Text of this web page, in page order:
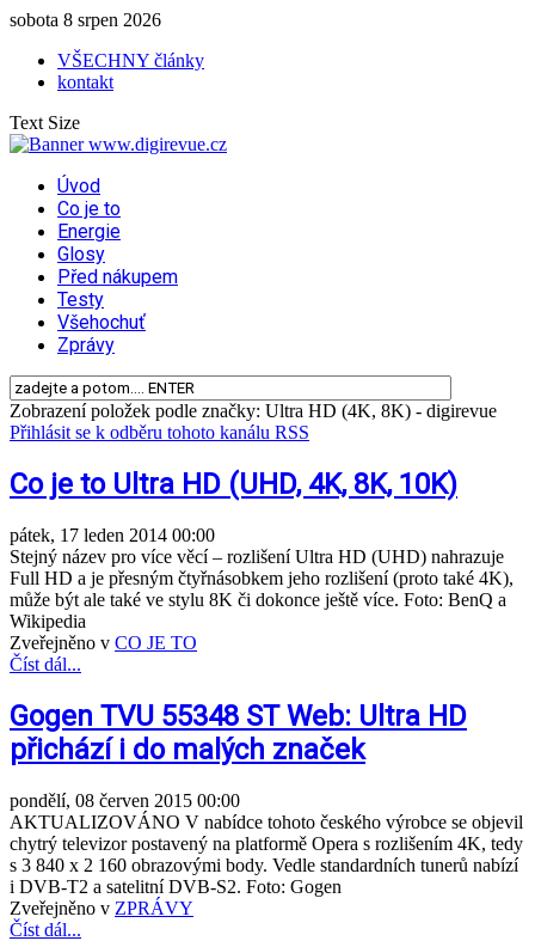
sobota 8 srpen 2026
VŠECHNY články
kontakt
Text Size
Úvod
Co je to
Energie
Glosy
Před nákupem
Testy
Všehochuť
Zprávy
Zobrazení položek podle značky: Ultra HD (4K, 8K) - digirevue
Přihlásit se k odběru tohoto kanálu RSS
Co je to Ultra HD (UHD, 4K, 8K, 10K)
pátek, 17 leden 2014 00:00
Stejný název pro více věcí – rozlišení Ultra HD (UHD) nahrazuje
Full HD a je přesným čtyřnásobkem jeho rozlišení (proto také 4K),
může být ale také ve stylu 8K či dokonce ještě více. Foto: BenQ a
Wikipedia
Zveřejněno v CO JE TO
Číst dál...
Gogen TVU 55348 ST Web: Ultra HD
přichází i do malých značek
pondělí, 08 červen 2015 00:00
AKTUALIZOVÁNO V nabídce tohoto českého výrobce se objevil
chytrý televizor postavený na platformě Opera s rozlišením 4K, tedy
s 3 840 x 2 160 obrazovými body. Vedle standardních tunerů nabízí
i DVB-T2 a satelitní DVB-S2. Foto: Gogen
Zveřejněno v ZPRÁVY
Číst dál...